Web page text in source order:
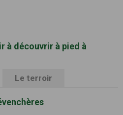
à découvrir à pied à
Le terroir